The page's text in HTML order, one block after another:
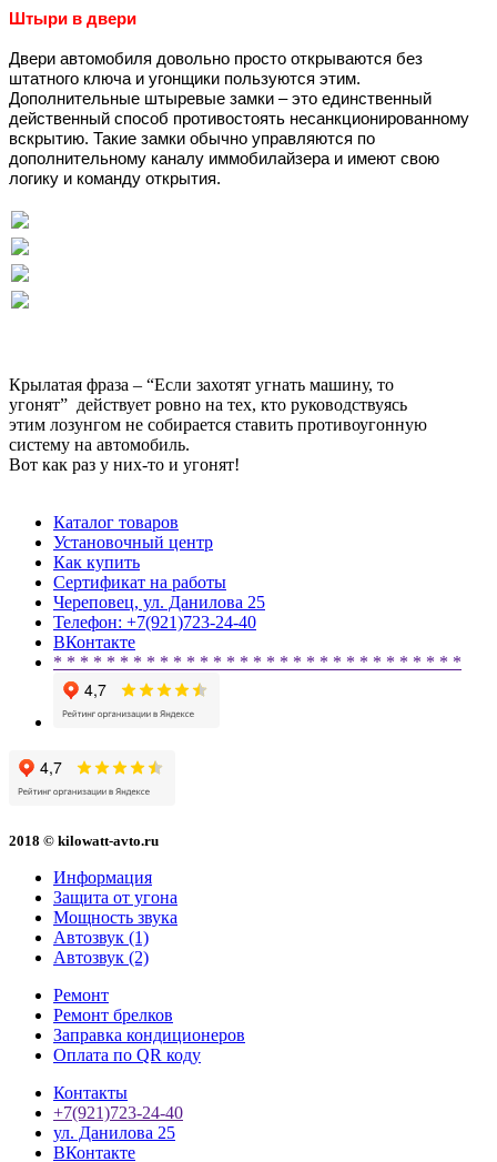
Штыри в двери
Двери автомобиля довольно просто открываются без
штатного ключа и угонщики пользуются этим.
Дополнительные штыревые замки – это единственный
действенный способ противостоять несанкционированному
вскрытию. Такие замки обычно управляются по
дополнительному каналу иммобилайзера и имеют свою
логику и команду открытия.
Крылатая фраза – “Если захотят угнать машину, то
угонят” действует ровно на тех, кто руководствуясь
этим лозунгом не собирается ставить противоугонную
систему на автомобиль.
Вот как раз у них-то и угонят!
Каталог товаров
Установочный центр
Как купить
Сертификат на работы
Череповец, ул. Данилова 25
Телефон: +7(921)723-24-40
ВКонтакте
* * * * * * * * * * * * * * * * * * * * * * * * * * * * * * *
2018 © kilowatt-avto.ru
Информация
Защита от угона
Мощность звука
Автозвук (1)
Автозвук (2)
Ремонт
Ремонт брелков
Заправка кондиционеров
Оплата по QR коду
Контакты
+7(921)723-24-40
ул. Данилова 25
ВКонтакте